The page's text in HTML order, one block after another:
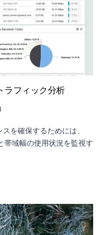
ラフィック分析
を確保するためには、
帯域幅の使用状況を監視す